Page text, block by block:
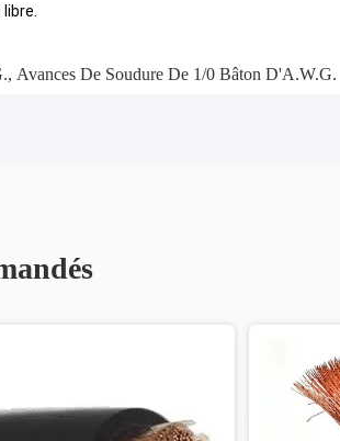
, Avances De Soudure De 1/0 Bâton D'A.W.G.